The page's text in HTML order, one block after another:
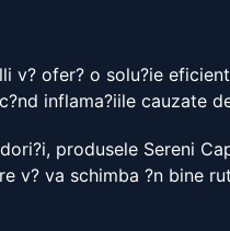
v? ofer? o solu?ie
inflama?iile cauzate
produsele Sereni
va schimba ?n bine